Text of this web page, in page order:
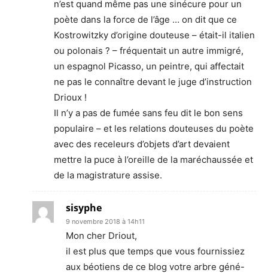
n’est quand même pas une sinécure pour un
poète dans la force de l’âge … on dit que ce
Kostrowitzky d’origine douteuse – était-il italien
ou polonais ? – fréquentait un autre immigré,
un espagnol Picasso, un peintre, qui affectait
ne pas le connaître devant le juge d’instruction
Drioux !
Il n’y a pas de fumée sans feu dit le bon sens
populaire – et les relations douteuses du poète
avec des receleurs d’objets d’art devaient
mettre la puce à l’oreille de la maréchaussée et
de la magistrature assise.
sisyphe
9 novembre 2018 à 14h11
Mon cher Driout,
il est plus que temps que vous fournissiez
aux béotiens de ce blog votre arbre géné-